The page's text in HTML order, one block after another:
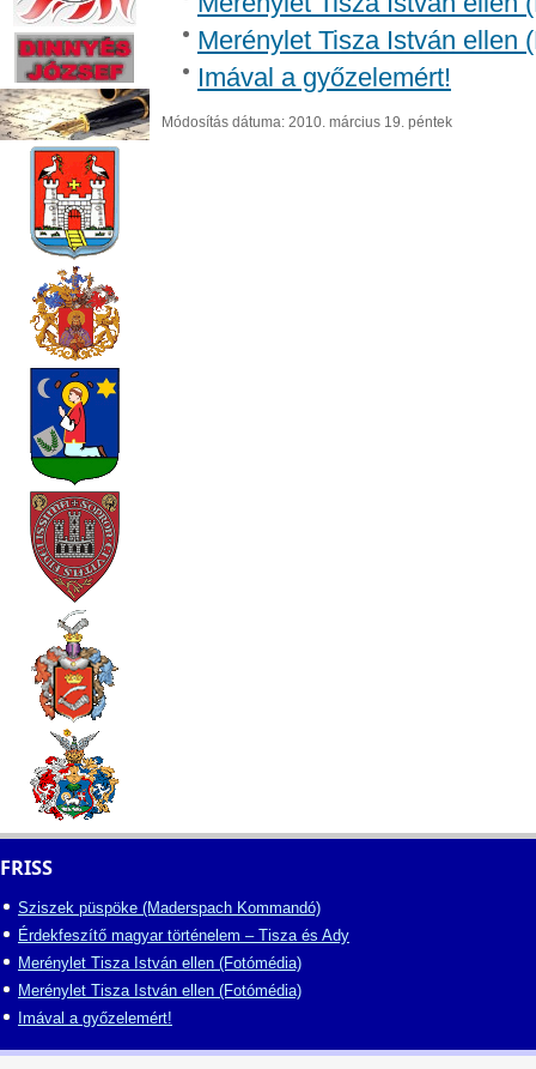
Merénylet Tisza István ellen
Imával a győzelemért!
Módosítás dátuma: 2010. március 19. péntek
FRISS
Sziszek püspöke (Maderspach Kommandó)
Érdekfeszítő magyar történelem – Tisza és Ady
Merénylet Tisza István ellen (Fotómédia)
Merénylet Tisza István ellen (Fotómédia)
Imával a győzelemért!